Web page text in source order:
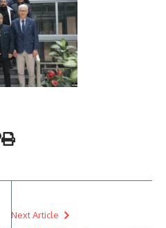
Next Article